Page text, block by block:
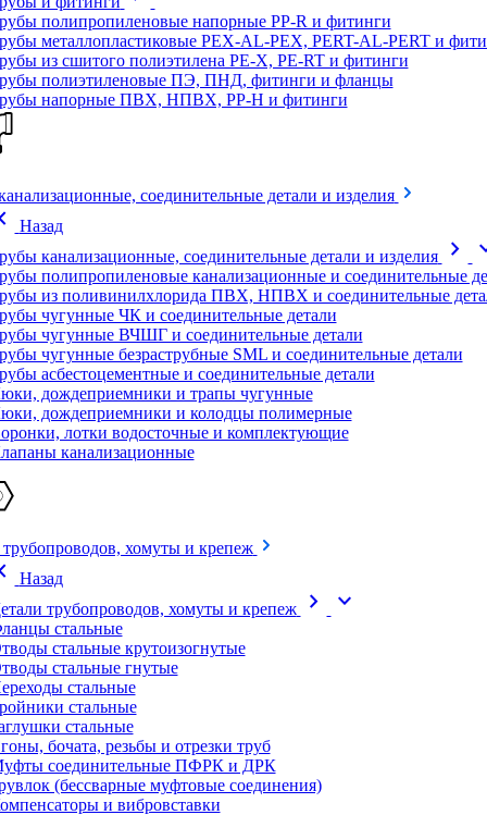
полипропиленовые напорные PP-R и фитинги
металлопластиковые PEX-AL-PEX, PERT-AL-PERT и
из сшитого полиэтилена PE-X, PE-RT и фитинги
полиэтиленовые ПЭ, ПНД, фитинги и фланцы
напорные ПВХ, НПВХ, PP-H и фитинги
соединительные детали и изделия
Назад
канализационные, соединительные детали и изделия
chevron_right
полипропиленовые канализационные и соединительные
из поливинилхлорида ПВХ, НПВХ и соединительные
чугунные ЧК и соединительные детали
чугунные ВЧШГ и соединительные детали
чугунные безраструбные SML и соединительные детали
асбестоцементные и соединительные детали
дождеприемники и трапы чугунные
дождеприемники и колодцы полимерные
лотки водосточные и комплектующие
канализационные
трубопроводов, хомуты и крепеж
Назад
трубопроводов, хомуты и крепеж
chevron_right expand_more
стальные
стальные крутоизогнутые
стальные гнутые
стальные
стальные
стальные
бочата, резьбы и отрезки труб
соединительные ПФРК и ДРК
(бессварные муфтовые соединения)
и вибровставки